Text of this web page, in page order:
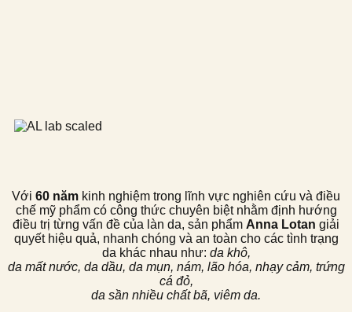
Với 60 năm kinh nghiệm trong lĩnh vực nghiên cứu và điều
chế mỹ phẩm có công thức chuyên biệt nhằm định hướng
điều trị từng vấn đề của làn da, sản phẩm Anna Lotan giải
quyết hiệu quả, nhanh chóng và an toàn cho các tình trạng
da khác nhau như: da khô,
da mất nước, da dầu, da mụn, nám, lão hóa, nhạy cảm, trứng
cá đỏ,
da sần nhiều chất bã, viêm da.